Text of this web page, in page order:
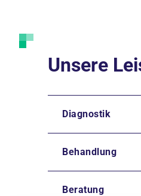
Unsere
Diagnostik
Behandlung
Beratung